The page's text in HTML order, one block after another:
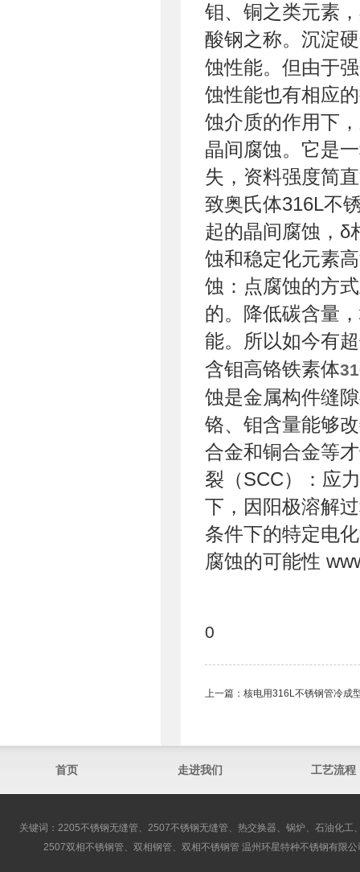
钼、铜之类元素
酸钢之称。沉淀
蚀性能。但由于
蚀性能也有相应
蚀介质的作用下
晶间腐蚀。它是
失，资料强度简
致奥氏体316L不
起的晶间腐蚀，δ
蚀和稳定化元素
蚀：点腐蚀的方
的。降低碳含量
能。所以如今有
含钼高铬铁素体
蚀是金属构件缝
铬、钼含量能够
合金和铜合金等
裂（SCC）：应
下，因阳极溶解
条件下的特定电
腐蚀的可能性
0
上一篇： 核电用316L不锈钢管冷成
首页 走进我们 工艺流程
关键词：2205不锈钢无缝管、2507不锈钢无缝管、热交换器、锅炉、石油化
2507双相不锈钢管、双相钢管、双相不锈钢管 温州环星特种不锈钢有限